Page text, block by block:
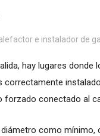
e instalador de
hay lugares donde
correctamente
forzado conectado al
como